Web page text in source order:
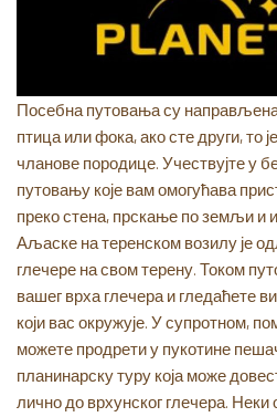
Посебна путовања су
птица или фока, ако сте други, то
чланове породице. Учествујте у
путовању које вам омогућава
преко стена, прскање по земљи
Аљаске на теренском возилу је
глечере на свом терену. Током
вашег врха глечера и гледаћете
који вас окружује. У супротном,
можете продрети у пукотине
планинарску туру која може
лично до врхунског глечера.